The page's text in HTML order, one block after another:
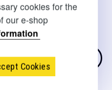
cookies for the
our e-shop
Cookies
λάστιχου και λαβή χρωμίου
12 kg -44497-
62,50